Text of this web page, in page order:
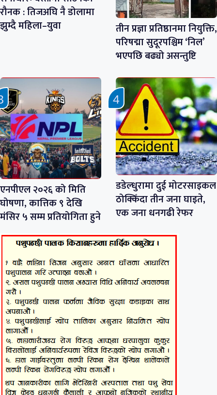
रौनक : तिजअघि नै डोलामा
झुम्दै महिला–युवा
तीन प्रज्ञा प्रतिष्ठानमा नियुक्ति,
परिषद्मा सुदूरपश्चिम ‘निल’
भएपछि बढ्यो असन्तुष्टि
एनपीएल २०२६ को मिति
घोषणा, कात्तिक ९ देखि
मंसिर ५ सम्म प्रतियोगिता हुने
डडेल्धुरामा दुई मोटरसाइकल
ठोक्किँदा तीन जना घाइते,
एक जना धनगढी रेफर